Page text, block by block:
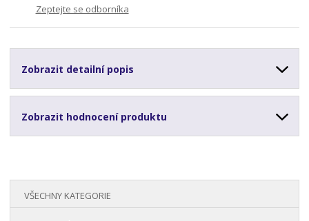
Zeptejte se odborníka
Zobrazit detailní popis
Zobrazit hodnocení produktu
VŠECHNY KATEGORIE